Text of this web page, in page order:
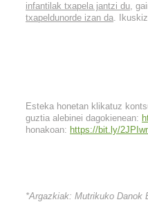
infantilak txapela jantzi du,
txapeldunorde izan da.
Esteka honetan klikatuz
guztia alebinei dagokienean:
honakoan: https://bit.ly/
*Argazkiak: Mutrikuko Danok